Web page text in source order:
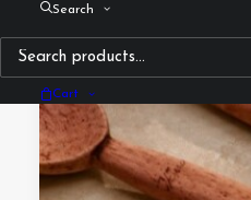
Search
Cart